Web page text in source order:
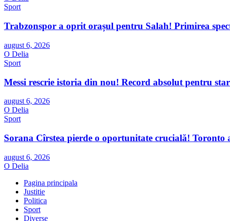
Sport
Trabzonspor a oprit orașul pentru Salah! Primirea
august 6, 2026
O Delia
Sport
Messi rescrie istoria din nou! Record absolut pentru
august 6, 2026
O Delia
Sport
Sorana Cîrstea pierde o oportunitate crucială! Toronto
august 6, 2026
O Delia
Pagina principala
Justitie
Politica
Sport
Diverse